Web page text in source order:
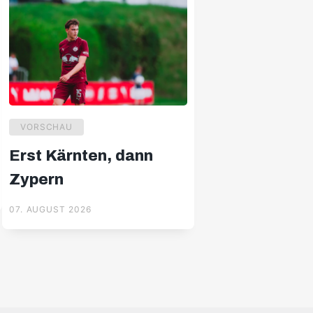
VORSCHAU
Erst Kärnten, dann
Zypern
07. AUGUST 2026